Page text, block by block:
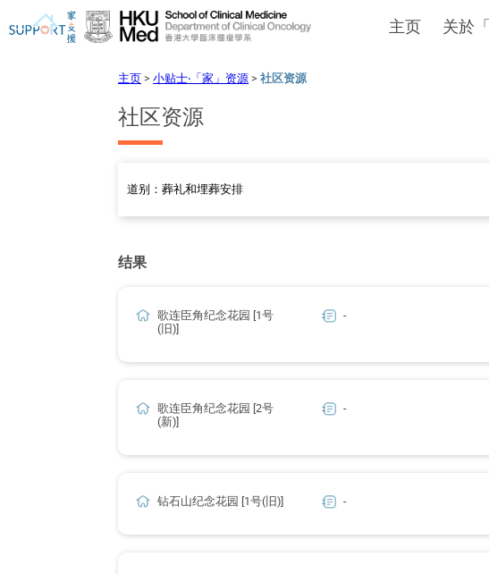
主页 关於
主页> 小贴士‧「家」资源> 社区资源
社区资源
结果
歌连臣角纪念花园 [1号
(旧)]
-
歌连臣角纪念花园 [2号
(新)]
-
钻石山纪念花园 [1号(旧)] -